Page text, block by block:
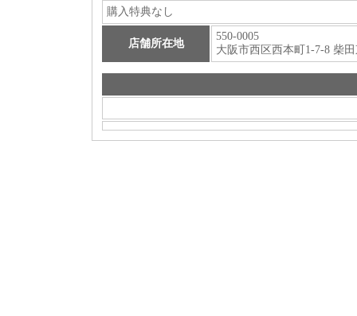
購入特典なし
店舗所在地
550-0005
大阪市西区西本町1-7-8 柴